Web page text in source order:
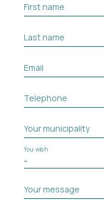
First name
Last name
Email
Telephone
Your municipality
-
You wish
Your message